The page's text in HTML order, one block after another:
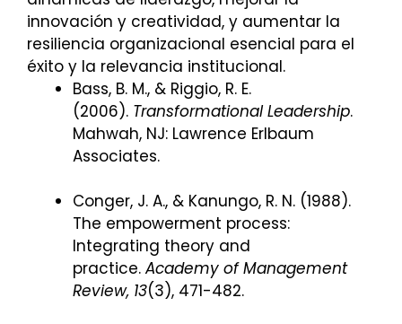
innovación y creatividad, y aumentar la
resiliencia organizacional esencial para el
éxito y la relevancia institucional.
Bass, B. M., & Riggio, R. E.
(2006). Transformational Leadership.
Mahwah, NJ: Lawrence Erlbaum
Associates.
Conger, J. A., & Kanungo, R. N. (1988).
The empowerment process:
Integrating theory and
practice.Academy of Management
Review, 13(3), 471-482.